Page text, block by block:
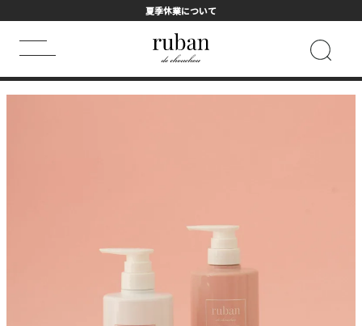
夏季休業について
キーワード検索
HOME ALL スムースシャンプー+スムーストリートメントセット